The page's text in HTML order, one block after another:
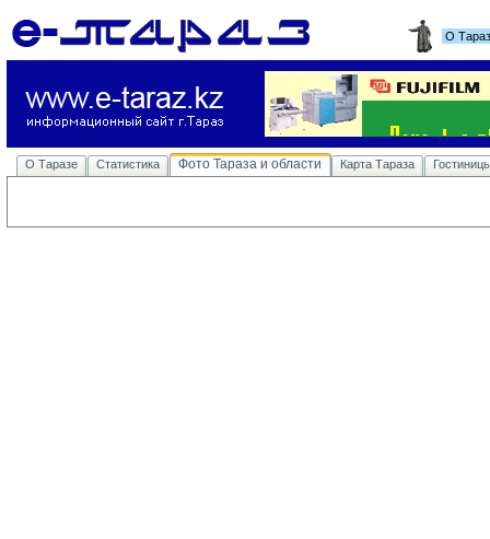
О
О Таразе Статистика Фото Тараза и области Карта Тараза